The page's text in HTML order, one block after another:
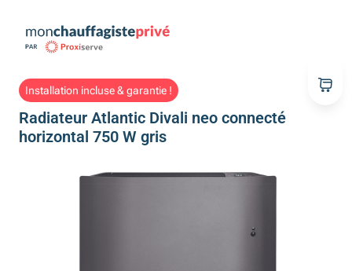
Installation incluse & garantie !
Radiateur Atlantic Divali neo connecté
horizontal 750 W gris